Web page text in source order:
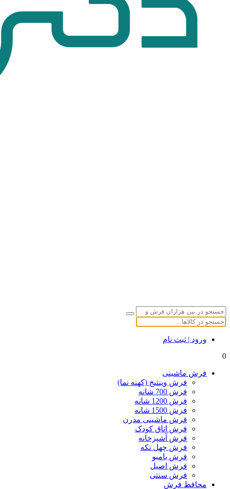
ورود | ثبت نام
0
فرش ماشینی
فرش وینتیج (کهنه نما)
فرش 700 شانه
فرش 1200 شانه
فرش 1500 شانه
فرش ماشینی مدرن
فرش اتاق کودک
فرش آشپزخانه
فرش چهل تکه
فرش بامبو
فرش اصیل
فرش سنتی
محافظ فرش